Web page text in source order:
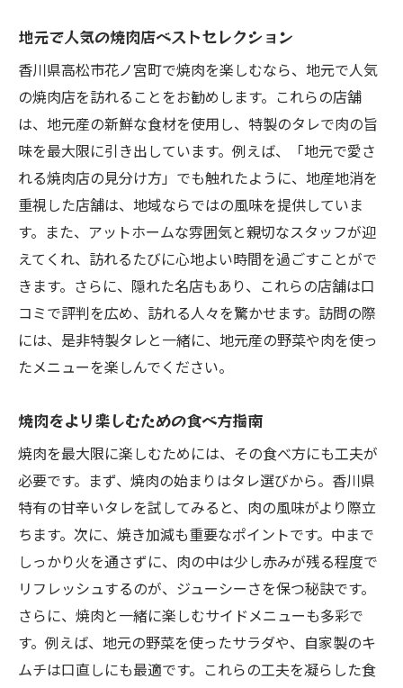
地元で人気の焼肉店ベストセレクション
香川県高松市花ノ宮町で焼肉を楽しむなら、地元で人気
の焼肉店を訪れることをお勧めします。これらの店舗
は、地元産の新鮮な食材を使用し、特製のタレで肉の旨
味を最大限に引き出しています。例えば、「地元で愛さ
れる焼肉店の見分け方」でも触れたように、地産地消を
重視した店舗は、地域ならではの風味を提供していま
す。また、アットホームな雰囲気と親切なスタッフが迎
えてくれ、訪れるたびに心地よい時間を過ごすことがで
きます。さらに、隠れた名店もあり、これらの店舗は口
コミで評判を広め、訪れる人々を驚かせます。訪問の際
には、是非特製タレと一緒に、地元産の野菜や肉を使っ
たメニューを楽しんでください。
焼肉をより楽しむための食べ方指南
焼肉を最大限に楽しむためには、その食べ方にも工夫が
必要です。まず、焼肉の始まりはタレ選びから。香川県
特有の甘辛いタレを試してみると、肉の風味がより際立
ちます。次に、焼き加減も重要なポイントです。中まで
しっかり火を通さずに、肉の中は少し赤みが残る程度で
リフレッシュするのが、ジューシーさを保つ秘訣です。
さらに、焼肉と一緒に楽しむサイドメニューも多彩で
す。例えば、地元の野菜を使ったサラダや、自家製のキ
ムチは口直しにも最適です。これらの工夫を凝らした食